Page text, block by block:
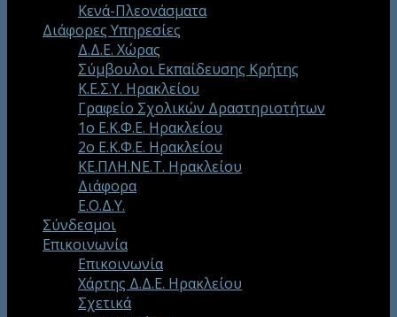
Κενά-Πλεονάσματα
Διάφορες Υπηρεσίες
Δ.Δ.Ε. Χώρας
Σύμβουλοι Εκπαίδευσης Κρήτης
Κ.Ε.Σ.Υ. Ηρακλείου
Γραφείο Σχολικών Δραστηριοτήτων
1ο Ε.Κ.Φ.Ε. Ηρακλείου
2ο Ε.Κ.Φ.Ε. Ηρακλείου
ΚΕ.ΠΛΗ.ΝΕ.Τ. Ηρακλείου
Διάφορα
Ε.Ο.Δ.Υ.
Σύνδεσμοι
Επικοινωνία
Επικοινωνία
Χάρτης Δ.Δ.Ε. Ηρακλείου
Σχετικά